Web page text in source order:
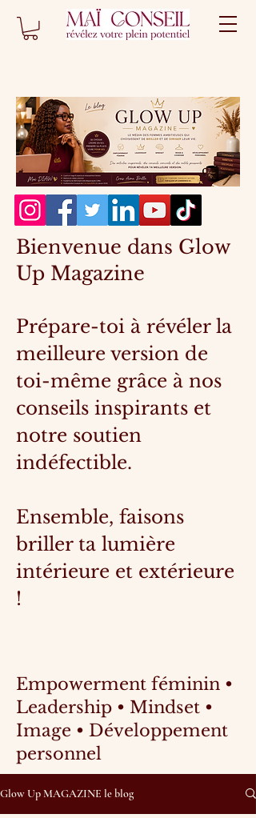
Bienvenue dans Glow
Up Magazine
Prépare-toi à révéler la
meilleure version de
toi-même grâce à nos
conseils inspirants et
notre soutien
indéfectible.
Ensemble, faisons
briller ta lumière
intérieure et extérieure
!
Empowerment féminin •
Leadership • Mindset •
Image • Développement
personnel
Glow Up MAGAZINE le blog